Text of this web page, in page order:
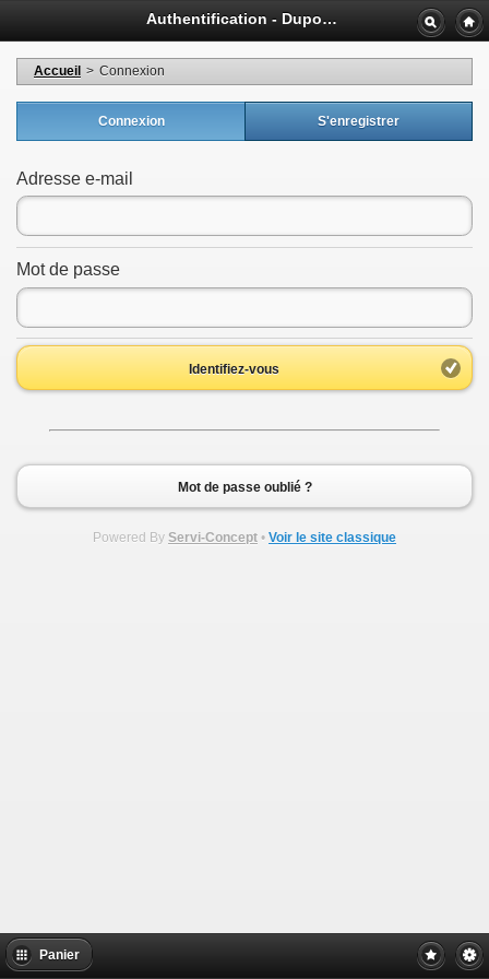
Authentification - Dupont Jean
Accueil > Connexion
Connexion S'enregistrer
Adresse e-mail
Mot de passe
Identifiez-vous
Mot de passe oublié ?
Powered By Servi-Concept • Voir le site classique
Panier